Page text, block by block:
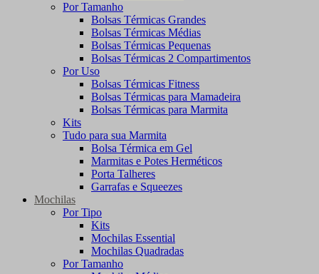
Por Tamanho
Bolsas Térmicas Grandes
Bolsas Térmicas Médias
Bolsas Térmicas Pequenas
Bolsas Térmicas 2 Compartimentos
Por Uso
Bolsas Térmicas Fitness
Bolsas Térmicas para Mamadeira
Bolsas Térmicas para Marmita
Kits
Tudo para sua Marmita
Bolsa Térmica em Gel
Marmitas e Potes Herméticos
Porta Talheres
Garrafas e Squeezes
Mochilas
Por Tipo
Kits
Mochilas Essential
Mochilas Quadradas
Por Tamanho